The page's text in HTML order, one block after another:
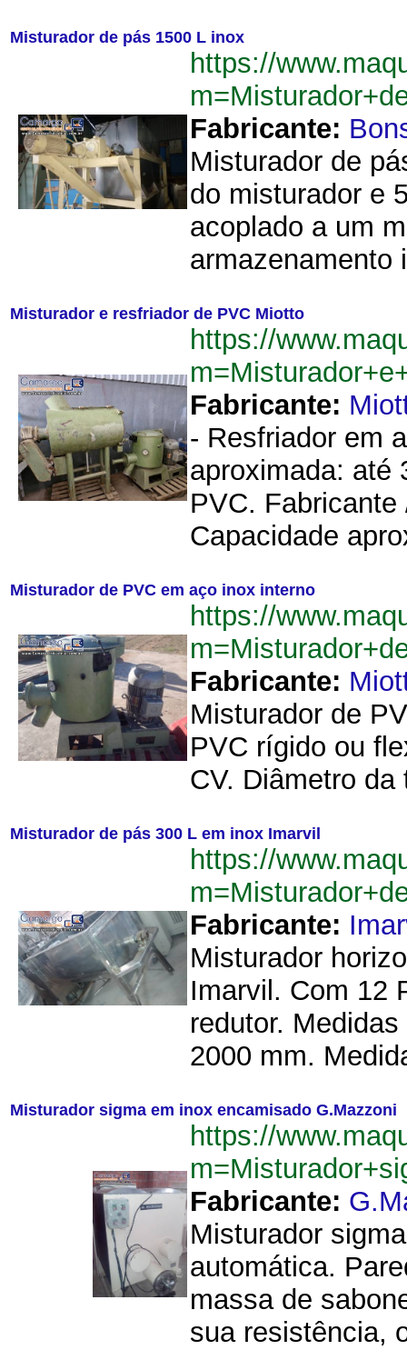
Misturador de pás 1500 L inox
https://
Fabricante:
Misturador de
do misturador e
acoplado a um
armazenamento
Misturador e resfriador de PVC Miotto
https://
Fabricante:
- Resfriador em
aproximada: até
PVC.
Capacidade
Misturador de PVC em aço inox interno
https://
Fabricante:
Misturador de
PVC rígido ou
CV. Diâmetro
Misturador de pás 300 L em inox Imarvil
https://
Fabricante:
Misturador
Imarvil. Com 12
redutor.
2000 mm.
Misturador sigma em inox encamisado G.Mazzoni
https://
Fabricante:
Misturador
automática.
massa de
sua resistência,